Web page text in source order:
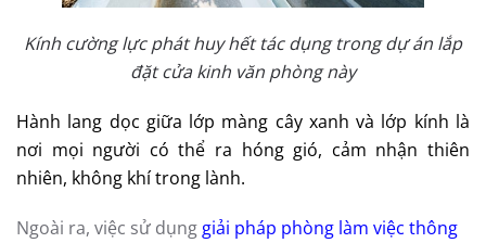
Kính cường lực phát huy hết tác dụng trong dự án lắp
đặt cửa kinh văn phòng này
Hành lang dọc giữa lớp màng cây xanh và lớp kính là
nơi mọi người có thể ra hóng gió, cảm nhận thiên
nhiên, không khí trong lành.
Ngoài ra, việc sử dụng giải pháp phòng làm việc thông